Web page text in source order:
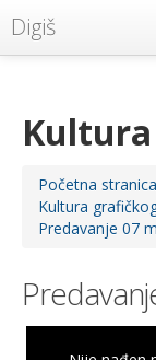
Digiš
Srpski ‎(sr_lt)‎
Početna stranica
Kultura
Predavanje 07